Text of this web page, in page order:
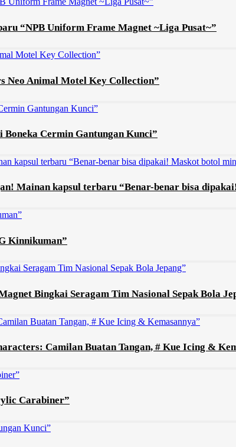
“NPB Uniform Frame Magnet ~Liga Pusat~”
Neo Animal Motel Key Collection”
Cermin Gantungan Kunci”
Mainan kapsul terbaru “Benar-benar bisa
Kinnikuman”
Bingkai Seragam Tim Nasional Sepak Bola
Camilan Buatan Tangan, # Kue Icing &
Carabiner”